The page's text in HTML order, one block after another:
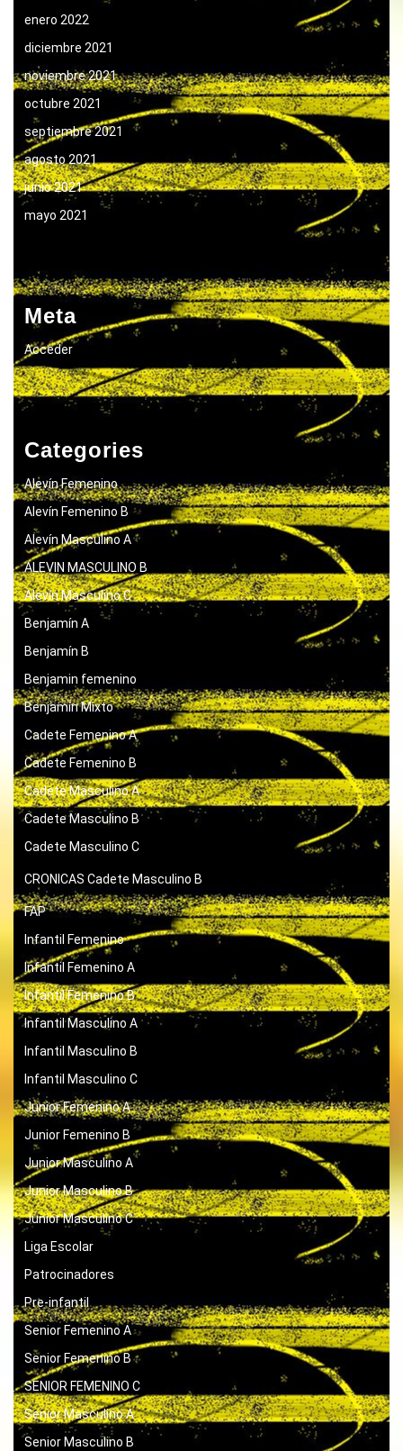
enero 2022
diciembre 2021
noviembre 2021
octubre 2021
septiembre 2021
agosto 2021
junio 2021
mayo 2021
Meta
Acceder
Categories
Alevín Femenino
Alevín Femenino B
Alevín Masculino A
ALEVIN MASCULINO B
Alevín Masculino C
Benjamín A
Benjamín B
Benjamin femenino
Benjamín Mixto
Cadete Femenino A
Cadete Femenino B
Cadete Masculino A
Cadete Masculino B
Cadete Masculino C
CRONICAS Cadete Masculino B
FAP
Infantil Femenino
Infantil Femenino A
Infantil Femenino B
Infantil Masculino A
Infantil Masculino B
Infantil Masculino C
Junior Femenino A
Junior Femenino B
Junior Masculino A
Junior Masculino B
Junior Masculino C
Liga Escolar
Patrocinadores
Pre-infantil
Senior Femenino A
Senior Femenino B
SENIOR FEMENINO C
Senior Masculino A
Senior Masculino B